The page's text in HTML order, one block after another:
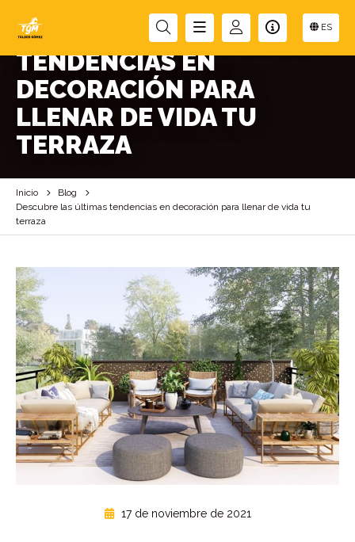
ES
DESCUBRE LAS ÚLTIMAS
TENDENCIAS EN
DECORACIÓN PARA
LLENAR DE VIDA TU
TERRAZA
Inicio
Blog
Descubre las últimas tendencias en decoración para llenar de vida tu
terraza
17 de noviembre de 2021